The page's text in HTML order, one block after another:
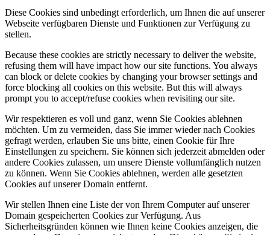
Diese Cookies sind unbedingt erforderlich, um Ihnen die auf unserer
Webseite verfügbaren Dienste und Funktionen zur Verfügung zu
stellen.
Because these cookies are strictly necessary to deliver the website,
refusing them will have impact how our site functions. You always
can block or delete cookies by changing your browser settings and
force blocking all cookies on this website. But this will always
prompt you to accept/refuse cookies when revisiting our site.
Wir respektieren es voll und ganz, wenn Sie Cookies ablehnen
möchten. Um zu vermeiden, dass Sie immer wieder nach Cookies
gefragt werden, erlauben Sie uns bitte, einen Cookie für Ihre
Einstellungen zu speichern. Sie können sich jederzeit abmelden oder
andere Cookies zulassen, um unsere Dienste vollumfänglich nutzen
zu können. Wenn Sie Cookies ablehnen, werden alle gesetzten
Cookies auf unserer Domain entfernt.
Wir stellen Ihnen eine Liste der von Ihrem Computer auf unserer
Domain gespeicherten Cookies zur Verfügung. Aus
Sicherheitsgründen können wie Ihnen keine Cookies anzeigen, die